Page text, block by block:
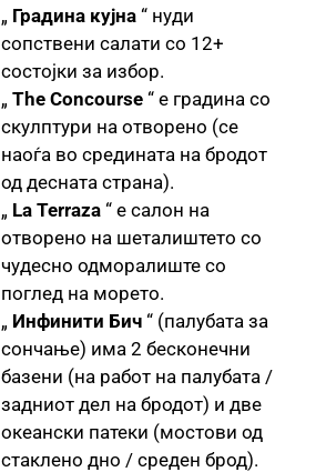
„ Градина кујна “ нуди
сопствени салати со 12+
состојки за избор.
„ The Concourse “ е градина со
скулптури на отворено (се
наоѓа во средината на бродот
од десната страна).
„ La Terraza “ е салон на
отворено на шеталиштето со
чудесно одморалиште со
поглед на морето.
„ Инфинити Бич “ (палубата за
сончање) има 2 бесконечни
базени (на работ на палубата /
задниот дел на бродот) и две
океански патеки (мостови од
стаклено дно / среден брод).